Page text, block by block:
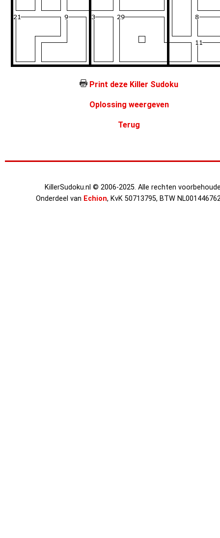
Print deze Killer Sudoku
Oplossing weergeven
Terug
KillerSudoku.nl © 2006-2025. Alle rechten
Onderdeel van Echion, KvK 50713795, BTW